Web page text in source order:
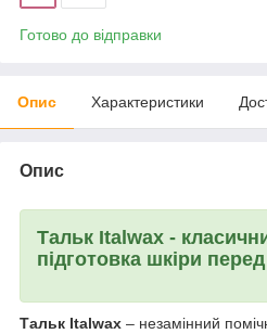
Готово до відправки
Опис Характеристики
Опис
Тальк Italwax -
підготовка шкіри
Тальк Italwax – незамінний